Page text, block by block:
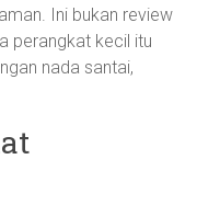
Ini bukan review
perangkat kecil itu
nada santai,